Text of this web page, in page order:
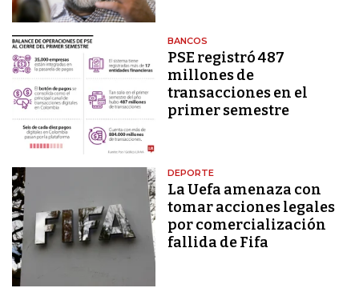
BANCOS
PSE registró 487
millones de
transacciones en el
primer semestre
DEPORTE
La Uefa amenaza con
tomar acciones legales
por comercialización
fallida de Fifa